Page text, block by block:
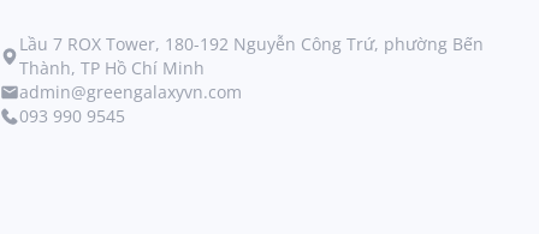
Lầu 7 ROX Tower, 180-192 Nguyễn Công Trứ, phường Bến
Thành, TP Hồ Chí Minh
admin@greengalaxyvn.com
093 990 9545